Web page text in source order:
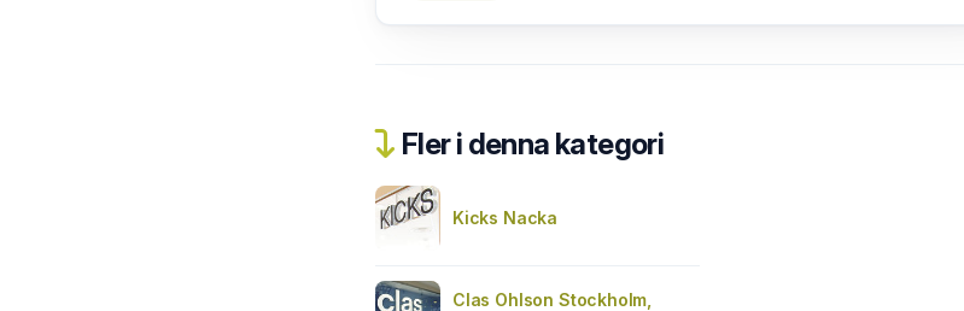
Fler i denna kategori
Kicks Nacka
Clas Ohlson Stockholm,